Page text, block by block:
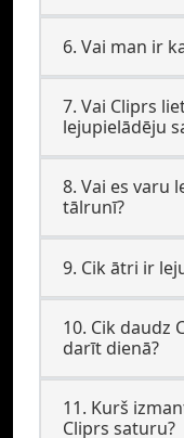
6. Vai man ir
7. Vai Cliprs
lejupielādēju
8. Vai es varu
tālrunī?
9. Cik ātri ir
10. Cik daudz
darīt dienā?
11. Kurš
Cliprs saturu?